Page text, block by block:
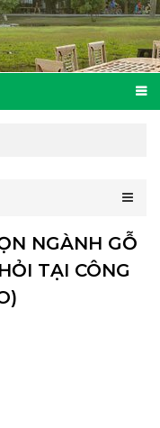
NGÀNH GỖ
TẠI CÔNG